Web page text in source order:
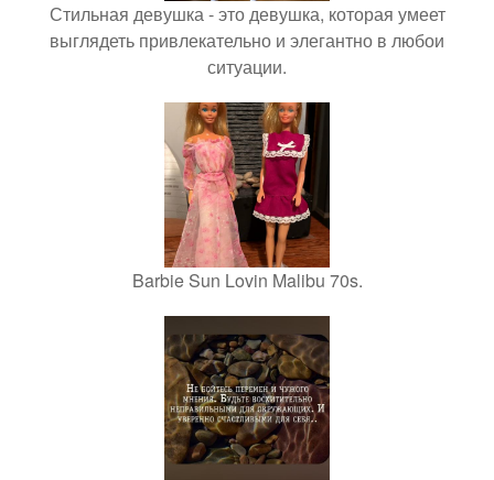
Стильная девушка - это девушка, которая умеет
выглядеть привлекательно и элегантно в любои
ситуации.
Barbie Sun Lovin Malibu 70s.